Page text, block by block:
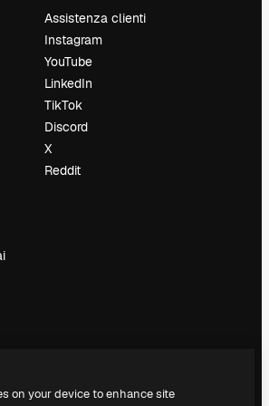
Assistenza clienti
Instagram
YouTube
LinkedIn
TikTok
Discord
X
Reddit
on your device to enhance site